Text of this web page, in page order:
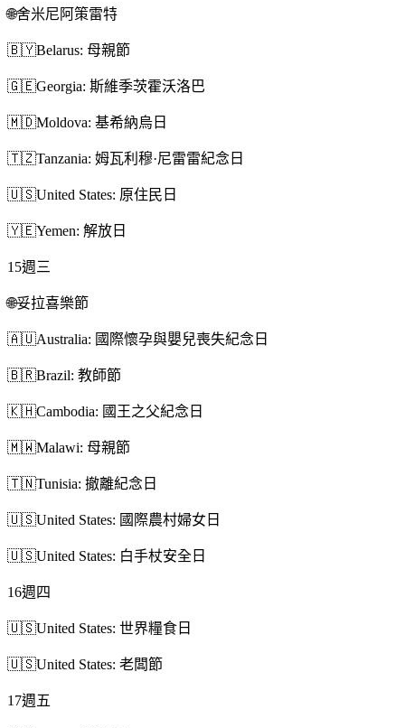
🌐舍米尼阿策雷特
🇧🇾Belarus: 母親節
🇬🇪Georgia: 斯維季茨霍沃洛巴
🇲🇩Moldova: 基希納烏日
🇹🇿Tanzania: 姆瓦利穆·尼雷雷紀念日
🇺🇸United States: 原住民日
🇾🇪Yemen: 解放日
15週三
🌐妥拉喜樂節
🇦🇺Australia: 國際懷孕與嬰兒喪失紀念日
🇧🇷Brazil: 教師節
🇰🇭Cambodia: 國王之父紀念日
🇲🇼Malawi: 母親節
🇹🇳Tunisia: 撤離紀念日
🇺🇸United States: 國際農村婦女日
🇺🇸United States: 白手杖安全日
16週四
🇺🇸United States: 世界糧食日
🇺🇸United States: 老闆節
17週五